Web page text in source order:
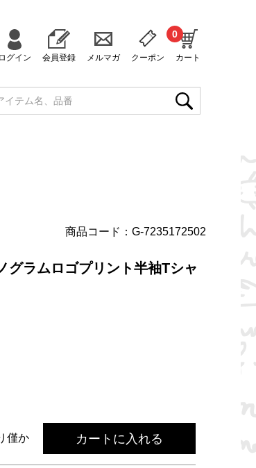
ログイン 会員登録 メルマガ クーポン カート
0
商品コード：G-7235172502
グラムロゴプリント半袖Tシャ
僅か カートに入れる